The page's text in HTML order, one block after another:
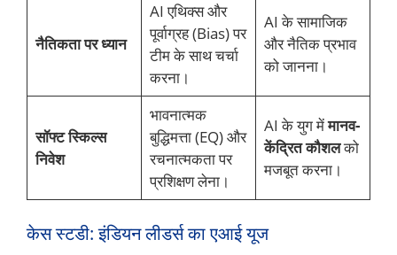
नैतिकता पर ध्यान
AI एथिक्स और
पूर्वाग्रह (Bias) पर
टीम के साथ चर्चा
करना।
AI के सामाजिक
और नैतिक प्रभाव
को जानना।
सॉफ्ट स्किल्स
निवेश
भावनात्मक
बुद्धिमत्ता (EQ) और
रचनात्मकता पर
प्रशिक्षण लेना।
AI के युग मेंमानव-
केंद्रित कौशलको
मजबूत करना।
केस स्टडी: इंडियन लीडर्स का एआई यूज